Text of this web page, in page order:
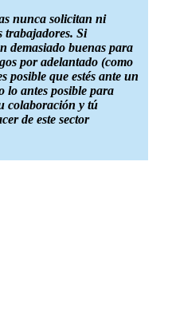
nunca solicitan ni
trabajadores. Si
demasiado buenas para
por adelantado (como
posible que estés ante un
lo antes posible para
colaboración y tú
de este sector